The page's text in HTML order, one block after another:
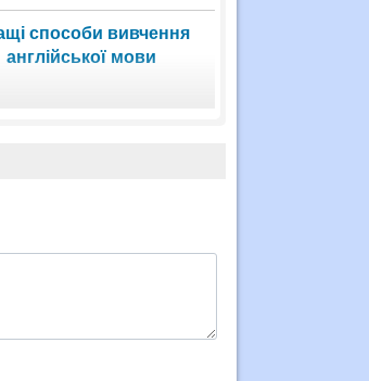
способи вивчення
англійської мови